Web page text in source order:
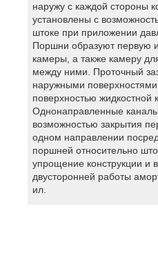
наружу с каждой стороны
установлены с
штоке при приложении
Поршни образуют первую
камеры, а также камеру
между ними. Проточный
наружными
поверхностью жидкостной
Однонаправленные
возможностью закрытия
одном направлении
поршней относительно
упрощение конструкции и
двусторонней работы
ил.